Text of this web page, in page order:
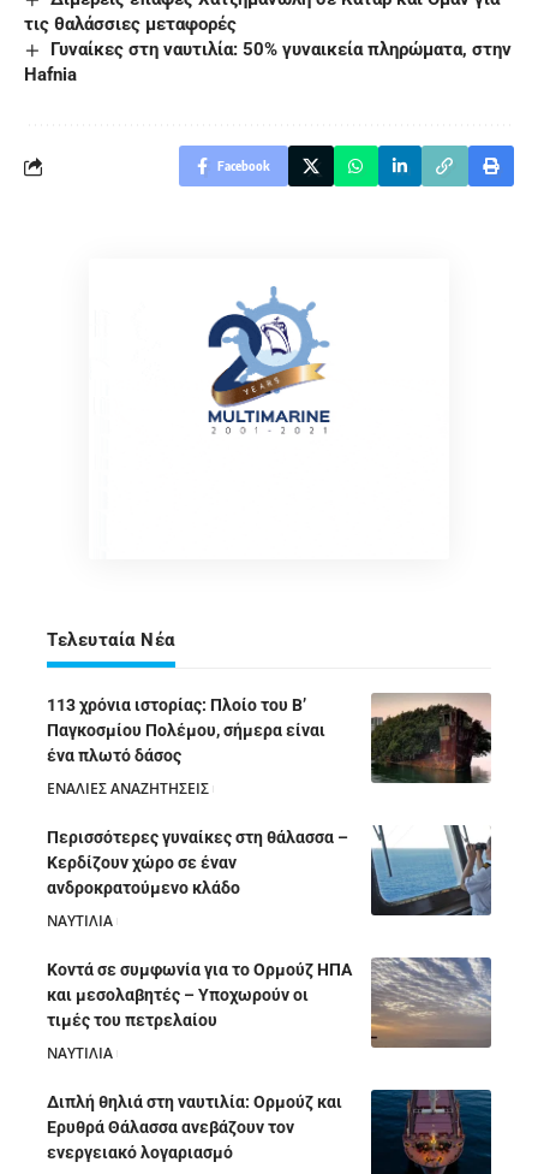
τις θαλάσσιες μεταφορές
Γυναίκες στη ναυτιλία: 50% γυναικεία πληρώματα, στην
Hafnia
Facebook
Τελευταία Νέα
113 χρόνια ιστορίας: Πλοίο του Β’
Παγκοσμίου Πολέμου, σήμερα είναι
ένα πλωτό δάσος
ΕΝΑΛΙΕΣ ΑΝΑΖΗΤΗΣΕΙΣ
Περισσότερες γυναίκες στη θάλασσα –
Κερδίζουν χώρο σε έναν
ανδροκρατούμενο κλάδο
ΝΑΥΤΙΛΙΑ
Κοντά σε συμφωνία για το Ορμούζ ΗΠΑ
και μεσολαβητές – Υποχωρούν οι
τιμές του πετρελαίου
ΝΑΥΤΙΛΙΑ
Διπλή θηλιά στη ναυτιλία: Ορμούζ και
Ερυθρά Θάλασσα ανεβάζουν τον
ενεργειακό λογαριασμό